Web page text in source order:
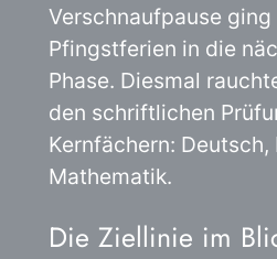
Verschnaufpause ging
Pfingstferien in die
Phase. Diesmal
den schriftlichen
Kernfächern: Deutsch,
Mathematik.
Die Ziellinie im